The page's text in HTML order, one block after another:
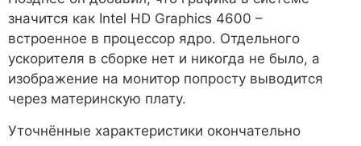
значится как Intel HD Graphics 4600 –
встроенное в процессор ядро. Отдельного
ускорителя в сборке нет и никогда не было, а
изображение на монитор попросту выводится
через материнскую плату.
Уточнённые характеристики окончательно